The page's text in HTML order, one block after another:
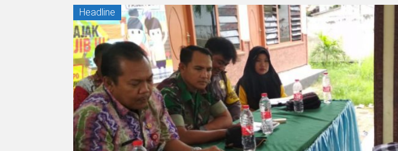
Headline